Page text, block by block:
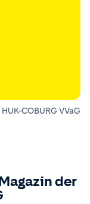
COBURG VVaG
der